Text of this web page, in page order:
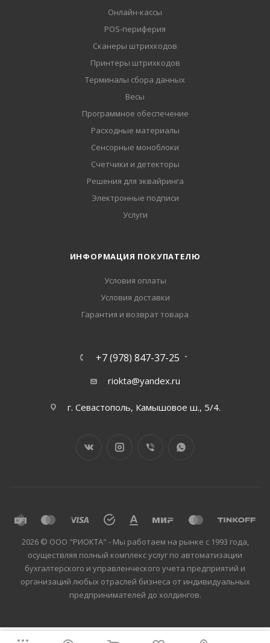
Онлайн-кассы
POS-периферия
Сканеры штрихкодов
Принтеры штрихкодов
Терминалы сбора данных
Весы
Программное обеспечение
Расходные материалы
Сенсорные моноблоки
Счетчики и детекторы
Решения для эквайринга
Электронные подписи
Услуги
ИНФОРМАЦИЯ ПОКУПАТЕЛЮ
Условия оплаты
Условия доставки
Гарантия и возврат товара
+7 (978) 847-37-25
riokta@yandex.ru
г. Севастополь, Камышовое ш., 5/4.
2026 © ООО "РИОКТА" - Мы работаем на рынке с 1993 года,
осуществляя полный комплекс услуг по автоматизации
бухгалтерского и управленческого учета предприятий и
организаций любых отраслей бизнеса от индивидуальных
предпринимателей до холдингов.